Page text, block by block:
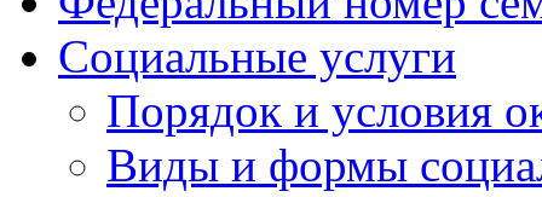
Социальные услуги
Порядок и условия
Виды и формы